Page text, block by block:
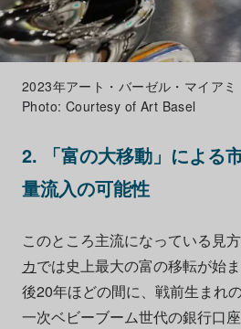
2023年アート・バーゼル・マイアミ
Photo: Courtesy of Art Basel
2. 「富の大移動」による
量流入の可能性
このところ主流になっている見方
カでは史上最大の富の移転が始
後20年ほどの間に、戦前生まれ
一次ベビーブーム世代の銀行口